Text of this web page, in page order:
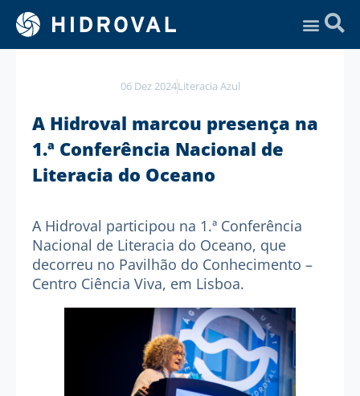
06 Dez 2024Literacia Azul
A Hidroval marcou presença na
1.ª Conferência Nacional de
Literacia do Oceano
A Hidroval participou na 1.ª Conferência
Nacional de Literacia do Oceano, que
decorreu no Pavilhão do Conhecimento –
Centro Ciência Viva, em Lisboa.